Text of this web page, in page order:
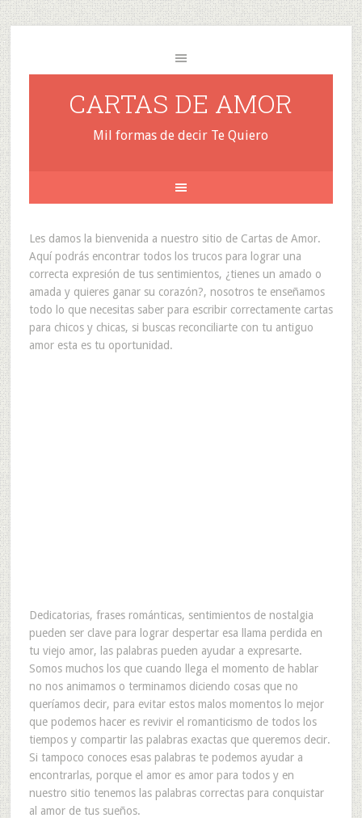
CARTAS DE AMOR
Mil formas de decir Te Quiero
Les damos la bienvenida a nuestro sitio de Cartas de Amor.
Aquí podrás encontrar todos los trucos para lograr una
correcta expresión de tus sentimientos, ¿tienes un amado o
amada y quieres ganar su corazón?, nosotros te enseñamos
todo lo que necesitas saber para escribir correctamente cartas
para chicos y chicas, si buscas reconciliarte con tu antiguo
amor esta es tu oportunidad.
Dedicatorias, frases románticas, sentimientos de nostalgia
pueden ser clave para lograr despertar esa llama perdida en
tu viejo amor, las palabras pueden ayudar a expresarte.
Somos muchos los que cuando llega el momento de hablar
no nos animamos o terminamos diciendo cosas que no
queríamos decir, para evitar estos malos momentos lo mejor
que podemos hacer es revivir el romanticismo de todos los
tiempos y compartir las palabras exactas que queremos decir.
Si tampoco conoces esas palabras te podemos ayudar a
encontrarlas, porque el amor es amor para todos y en
nuestro sitio tenemos las palabras correctas para conquistar
al amor de tus sueños.